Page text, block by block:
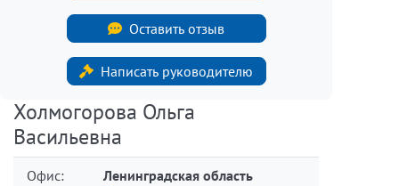
Оставить отзыв
Написать руководителю
Холмогорова Ольга
Васильевна
Офис:
Ленинградская область